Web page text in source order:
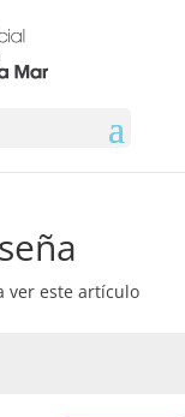
ver este artículo